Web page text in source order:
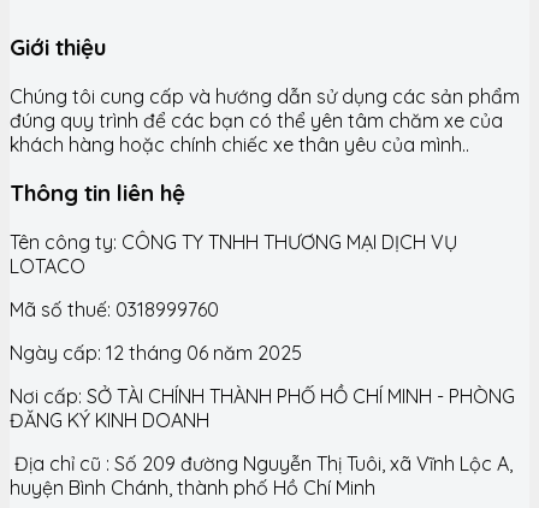
Giới thiệu
Chúng tôi cung cấp và hướng dẫn sử dụng các sản phẩm
đúng quy trình để các bạn có thể yên tâm chăm xe của
khách hàng hoặc chính chiếc xe thân yêu của mình..
Thông tin liên hệ
Tên công ty: CÔNG TY TNHH THƯƠNG MẠI DỊCH VỤ
LOTACO
Mã số thuế: 0318999760
Ngày cấp: 12 tháng 06 năm 2025
Nơi cấp: SỞ TÀI CHÍNH THÀNH PHỐ HỒ CHÍ MINH - PHÒNG
ĐĂNG KÝ KINH DOANH
Địa chỉ cũ : Số 209 đường Nguyễn Thị Tuôi, xã Vĩnh Lộc A,
huyện Bình Chánh, thành phố Hồ Chí Minh